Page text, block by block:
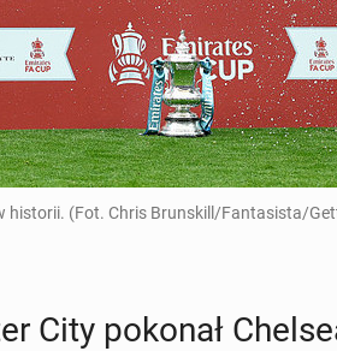
historii. (Fot. Chris Brunskill/Fantasista/
City pokonał